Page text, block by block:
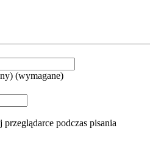
(wymagane)
podczas pisania